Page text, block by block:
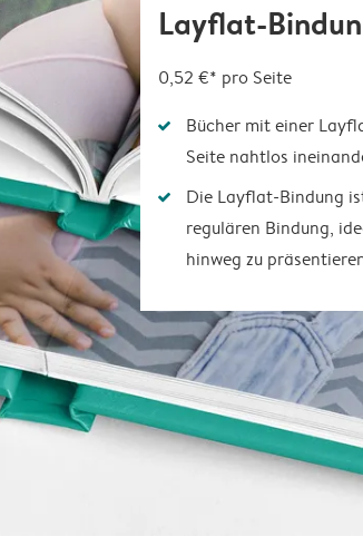
Layflat-
0,52 €* pro Seite
Bücher mit einer
Seite nahtlos
Die Layflat-Bindung
regulären Bindung,
hinweg zu